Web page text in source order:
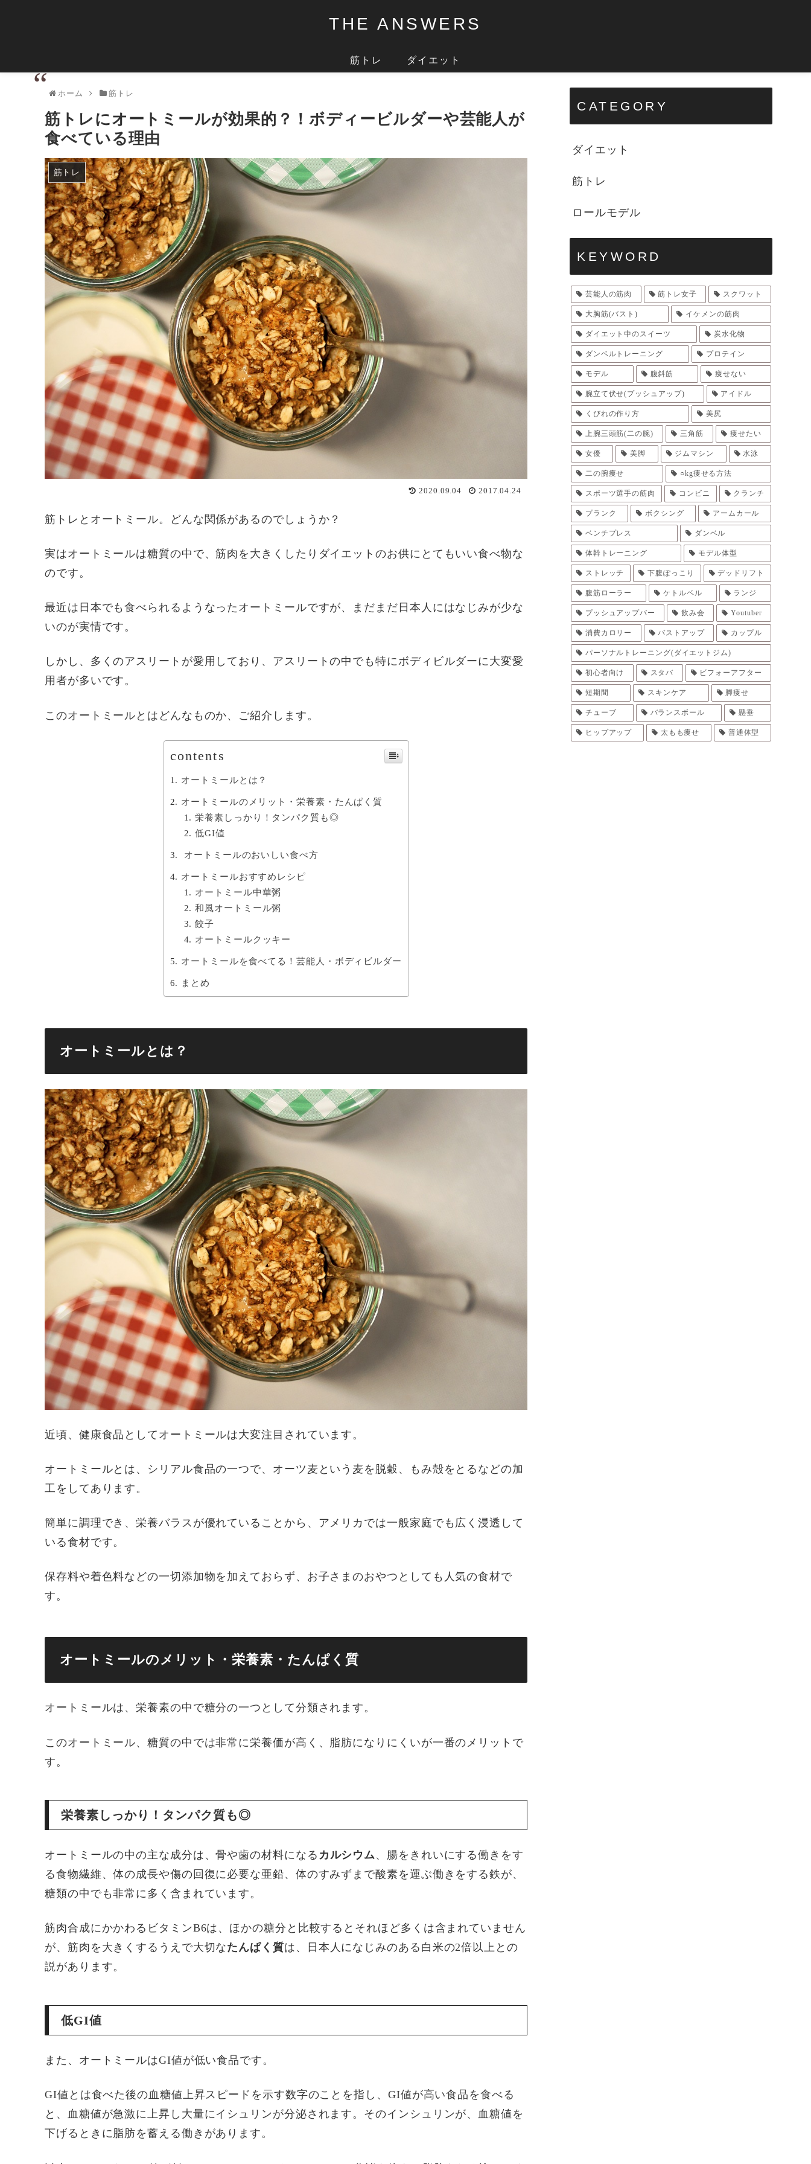
THE ANSWERS
筋トレ ダイエット
ホーム 筋トレ
筋トレにオートミールが効果的？！ボディービルダーや芸能人が
食べている理由
筋トレ
2020.09.04 2017.04.24
筋トレとオートミール。どんな関係があるのでしょうか？
実はオートミールは糖質の中で、筋肉を大きくしたりダイエットのお供にとてもいい食べ物な
のです。
最近は日本でも食べられるようなったオートミールですが、まだまだ日本人にはなじみが少な
いのが実情です。
しかし、多くのアスリートが愛用しており、アスリートの中でも特にボディビルダーに大変愛
用者が多いです。
このオートミールとはどんなものか、ご紹介します。
contents
オートミールとは？
オートミールのメリット・栄養素・たんぱく質
栄養素しっかり！タンパク質も◎
低GI値
オートミールのおいしい食べ方
オートミールおすすめレシピ
オートミール中華粥
和風オートミール粥
餃子
オートミールクッキー
オートミールを食べてる！芸能人・ボディビルダー
まとめ
オートミールとは？
近頃、健康食品としてオートミールは大変注目されています。
オートミールとは、シリアル食品の一つで、オーツ麦という麦を脱穀、もみ殻をとるなどの加
工をしてあります。
簡単に調理でき、栄養バラスが優れていることから、アメリカでは一般家庭でも広く浸透して
いる食材です。
保存料や着色料などの一切添加物を加えておらず、お子さまのおやつとしても人気の食材で
す。
オートミールのメリット・栄養素・たんぱく質
オートミールは、栄養素の中で糖分の一つとして分類されます。
このオートミール、糖質の中では非常に栄養価が高く、脂肪になりにくいが一番のメリットで
す。
栄養素しっかり！タンパク質も◎
オートミールの中の主な成分は、骨や歯の材料になる カルシウム、腸をきれいにする働きをす
る食物繊維、体の成長や傷の回復に必要な亜鉛、体のすみずまで酸素を運ぶ働きをする鉄が、
糖類の中でも非常に多く含まれています。
筋肉合成にかかわるビタミンB6は、ほかの糖分と比較するとそれほど多くは含まれていません
が、筋肉を大きくするうえで大切なたんぱく質は、日本人になじみのある白米の2倍以上との
説があります。
低GI値
また、オートミールはGI値が低い食品です。
GI値とは食べた後の血糖値上昇スピードを示す数字のことを指し、GI値が高い食品を食べる
と、血糖値が急激に上昇し大量にイシュリンが分泌されます。そのインシュリンが、血糖値を
下げるときに脂肪を蓄える働きがあります。
CATEGORY
ダイエット
筋トレ
ロールモデル
KEYWORD
芸能人の筋肉 筋トレ女子 スクワット
大胸筋(バスト) イケメンの筋肉
ダイエット中のスイーツ 炭水化物
ダンベルトレーニング プロテイン
モデル 腹斜筋 痩せない
腕立て伏せ(プッシュアップ) アイドル
くびれの作り方 美尻
上腕三頭筋(二の腕) 三角筋 痩せたい
女優 美脚 ジムマシン 水泳
二の腕痩せ ○kg痩せる方法
スポーツ選手の筋肉 コンビニ クランチ
プランク ボクシング アームカール
ベンチプレス ダンベル
体幹トレーニング モデル体型
ストレッチ 下腹ぽっこり デッドリフト
腹筋ローラー ケトルベル ランジ
プッシュアップバー 飲み会 Youtuber
消費カロリー バストアップ カップル
パーソナルトレーニング(ダイエットジム)
初心者向け スタバ ビフォーアフター
短期間 スキンケア 脚痩せ
チューブ バランスボール 懸垂
ヒップアップ 太もも痩せ 普通体型